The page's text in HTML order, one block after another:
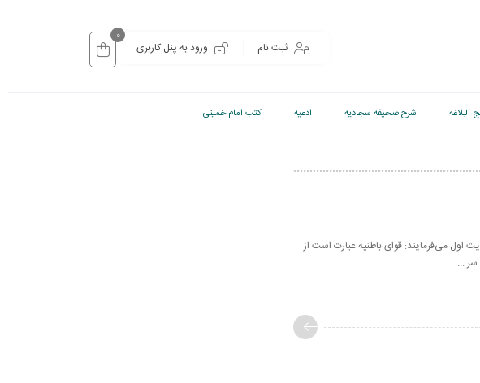
ثبت نام ورود به پنل کاربری
0
البلاغه شرح صحیفه سجادیه ادعیه کتب امام خمینی
اول می‌فرمایند: قوای باطنیه عبارت است از
سر ...